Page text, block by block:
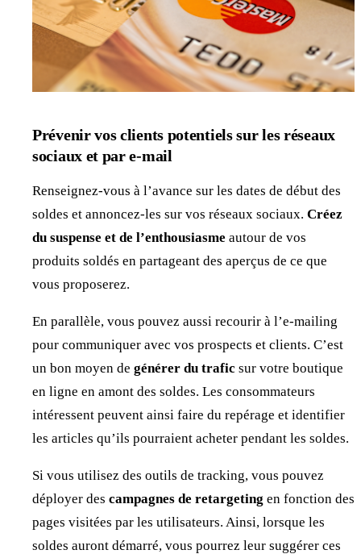
Prévenir vos clients potentiels sur les réseaux
sociaux et par e-mail
Renseignez-vous à l’avance sur les dates de début des
soldes et annoncez-les sur vos réseaux sociaux. Créez
du suspense et de l’enthousiasme autour de vos
produits soldés en partageant des aperçus de ce que
vous proposerez.
En parallèle, vous pouvez aussi recourir à l’e-mailing
pour communiquer avec vos prospects et clients. C’est
un bon moyen de générer du trafic sur votre boutique
en ligne en amont des soldes. Les consommateurs
intéressent peuvent ainsi faire du repérage et identifier
les articles qu’ils pourraient acheter pendant les soldes.
Si vous utilisez des outils de tracking, vous pouvez
déployer des campagnes de retargeting en fonction des
pages visitées par les utilisateurs. Ainsi, lorsque les
soldes auront démarré, vous pourrez leur suggérer ces